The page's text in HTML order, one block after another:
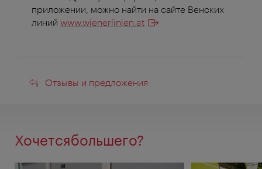
приложении, можно найти на сайте Венских
линий www.wienerlinien.at
Отзывы
Отзывы и предложения
Хочетсябольшего?